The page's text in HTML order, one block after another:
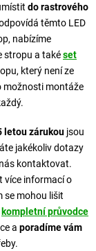
do rastrového
těmto LED
nabízíme
stropu a takéset
který není ze
možnosti montáže
letou zárukou jsou
jakékoliv dotazy
kontaktovat.
více informací o
se mohou lišit
kompletní průvodce
a poradíme vám